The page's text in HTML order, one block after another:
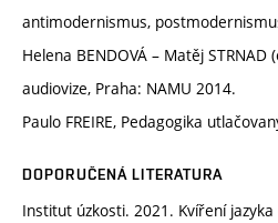
antimodernismus,
Helena BENDOVÁ – Matěj STRNAD
audiovize, Praha: NAMU 2014.
Paulo FREIRE, Pedagogika
DOPORUČENÁ LITERATURA
Institut úzkosti. 2021. Kvíření